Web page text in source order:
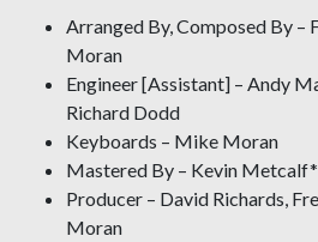
Arranged By, Composed By
Moran
Engineer [Assistant] – Andy
Richard Dodd
Keyboards – Mike Moran
Mastered By – Kevin Metcalf*
Producer – David Richards,
Moran